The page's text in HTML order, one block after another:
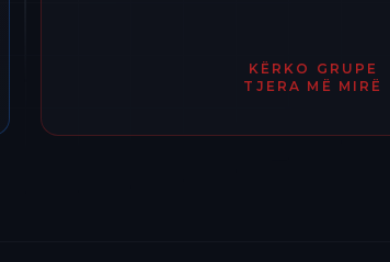
KËRKO GRUPE
TJERA MË MIRË